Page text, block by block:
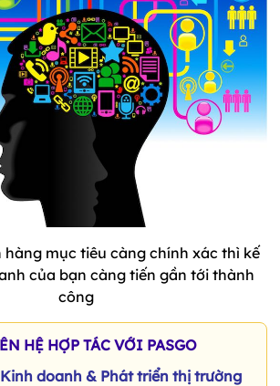
hàng mục tiêu càng chính xác thì kế
của bạn càng tiến gần tới thành
công
HỆ HỢP TÁC VỚI PASGO
doanh & Phát triển thị trường